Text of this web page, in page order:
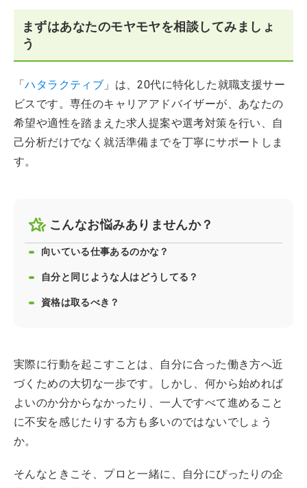
まずはあなたのモヤモヤを相談してみましょ
う
「ハタラクティブ 」は、20代に特化した就職支援サー
ビスです。専任のキャリアアドバイザーが、あなたの
希望や適性を踏まえた求人提案や選考対策を行い、自
己分析だけでなく就活準備までを丁寧にサポートしま
す。
こんなお悩みありませんか？
向いている仕事あるのかな？
自分と同じような人はどうしてる？
資格は取るべき？
実際に行動を起こすことは、自分に合った働き方へ近
づくための大切な一歩です。しかし、何から始めれば
よいのか分からなかったり、一人ですべて進めること
に不安を感じたりする方も多いのではないでしょう
か。
そんなときこそ、プロと一緒に、自分にぴったりの企